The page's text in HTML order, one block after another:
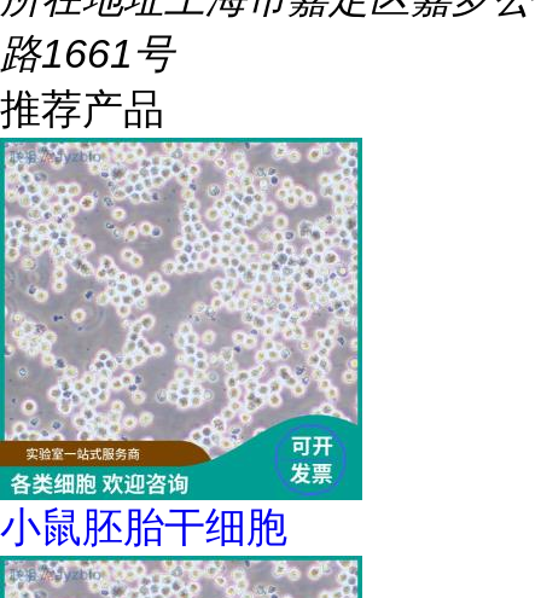
路1661号
推荐产品
小鼠胚胎干细胞